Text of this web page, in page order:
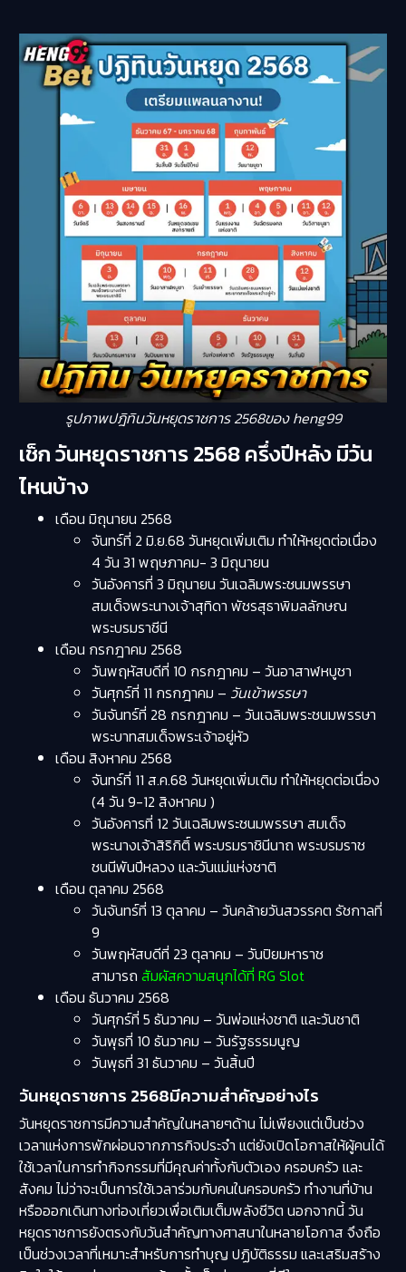
รูปภาพปฎิทินวันหยุดราชการ 2568ของ heng99
เช็ก วันหยุดราชการ 2568 ครึ่งปีหลัง มีวัน
ไหนบ้าง
เดือน มิถุนายน 2568
จันทร์ที่ 2 มิ.ย.68 วันหยุดเพิ่มเติม ทำให้หยุดต่อเนื่อง
4 วัน 31 พฤษภาคม- 3 มิถุนายน
วันอังคารที่ 3 มิถุนายน วันเฉลิมพระชนมพรรษา
สมเด็จพระนางเจ้าสุทิดา พัชรสุธาพิมลลักษณ
พระบรมราชีนี
เดือน กรกฎาคม 2568
วันพฤหัสบดีที่ 10 กรกฎาคม – วันอาสาฬหบูชา
วันศุกร์ที่ 11 กรกฎาคม – วันเข้าพรรษา
วันจันทร์ที่ 28 กรกฎาคม – วันเฉลิมพระชนมพรรษา
พระบาทสมเด็จพระเจ้าอยู่หัว
เดือน สิงหาคม 2568
จันทร์ที่ 11 ส.ค.68 วันหยุดเพิ่มเติม ทำให้หยุดต่อเนื่อง
(4 วัน 9-12 สิงหาคม )
วันอังคารที่ 12 วันเฉลิมพระชนมพรรษา สมเด็จ
พระนางเจ้าสิริกิติ์ พระบรมราชินีนาถ พระบรมราช
ชนนีพันปีหลวง และวันแม่แห่งชาติ
เดือน ตุลาคม 2568
วันจันทร์ที่ 13 ตุลาคม – วันคล้ายวันสวรรคต รัชกาลที่
9
วันพฤหัสบดีที่ 23 ตุลาคม – วันปิยมหาราช
สามารถ สัมผัสความสนุกได้ที่ RG Slot
เดือน ธันวาคม 2568
วันศุกร์ที่ 5 ธันวาคม – วันพ่อแห่งชาติ และวันชาติ
วันพุธที่ 10 ธันวาคม – วันรัฐธรรมนูญ
วันพุธที่ 31 ธันวาคม – วันสิ้นปี
วันหยุดราชการ 2568มีความสำคัญอย่างไร
วันหยุดราชการมีความสำคัญในหลายๆด้าน ไม่เพียงแต่เป็นช่วง
เวลาแห่งการพักผ่อนจากภารกิจประจำ แต่ยังเปิดโอกาสให้ผู้คนได้
ใช้เวลาในการทำกิจกรรมที่มีคุณค่าทั้งกับตัวเอง ครอบครัว และ
สังคม ไม่ว่าจะเป็นการใช้เวลาร่วมกับคนในครอบครัว ทำงานที่บ้าน
หรือออกเดินทางท่องเที่ยวเพื่อเติมเต็มพลังชีวิต นอกจากนี้ วัน
หยุดราชการยังตรงกับวันสำคัญทางศาสนาในหลายโอกาส จึงถือ
เป็นช่วงเวลาที่เหมาะสำหรับการทำบุญ ปฏิบัติธรรม และเสริมสร้าง